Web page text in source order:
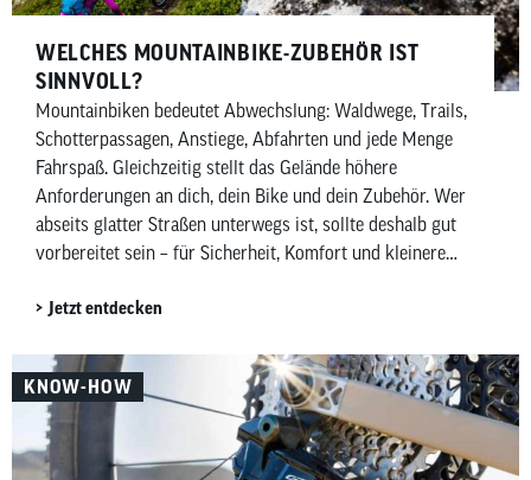
WELCHES MOUNTAINBIKE-ZUBEHÖR IST
SINNVOLL?
Mountainbiken bedeutet Abwechslung: Waldwege, Trails,
Schotterpassagen, Anstiege, Abfahrten und jede Menge
Fahrspaß. Gleichzeitig stellt das Gelände höhere
Anforderungen an dich, dein Bike und dein Zubehör. Wer
abseits glatter Straßen unterwegs ist, sollte deshalb gut
vorbereitet sein – für Sicherheit, Komfort und kleinere
welches Mountainbike-Zubehör wirklich sinnvoll ist –
Bike sowie Wartung und Pflege.
Jetzt entdecken
KNOW-HOW